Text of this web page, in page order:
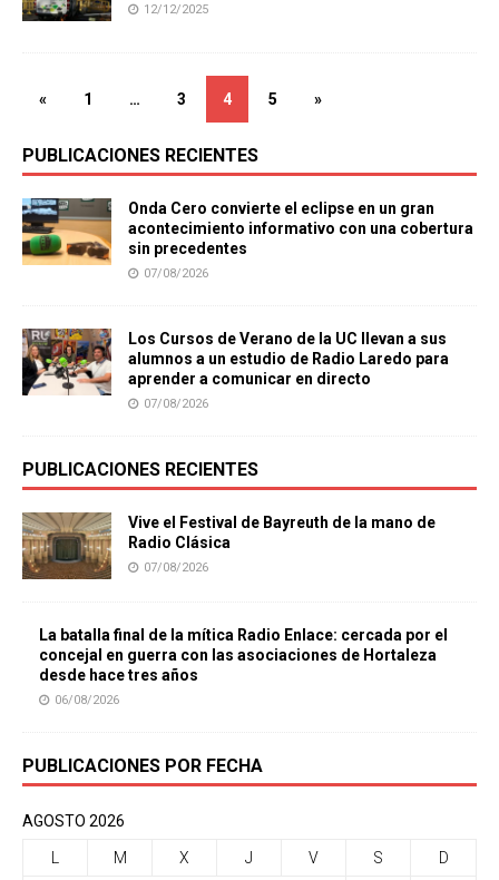
12/12/2025
« 1 … 3 4 5 »
PUBLICACIONES RECIENTES
Onda Cero convierte el eclipse en un gran
acontecimiento informativo con una cobertura
sin precedentes
07/08/2026
Los Cursos de Verano de la UC llevan a sus
alumnos a un estudio de Radio Laredo para
aprender a comunicar en directo
07/08/2026
PUBLICACIONES RECIENTES
Vive el Festival de Bayreuth de la mano de
Radio Clásica
07/08/2026
La batalla final de la mítica Radio Enlace: cercada por el
concejal en guerra con las asociaciones de Hortaleza
desde hace tres años
06/08/2026
PUBLICACIONES POR FECHA
AGOSTO 2026
M X J V S D